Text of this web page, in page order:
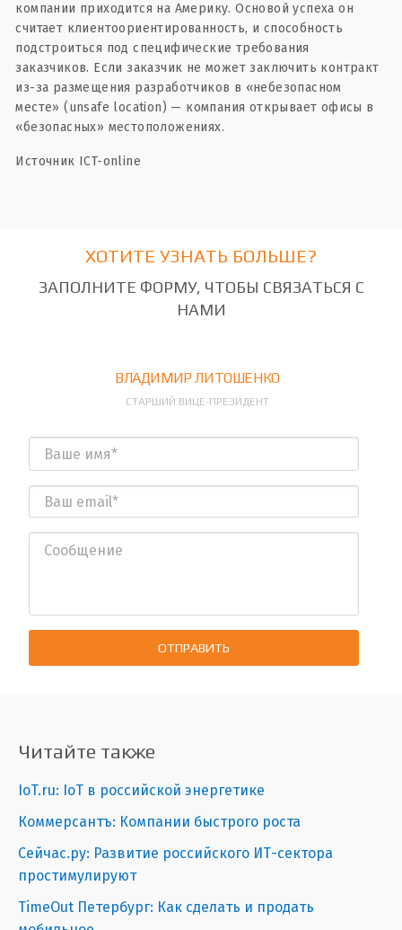
компании приходится на Америку. Основой успеха он
считает клиентоориентированность, и способность
подстроиться под специфические требования
заказчиков. Если заказчик не может заключить контракт
из-за размещения разработчиков в «небезопасном
месте» (unsafe location) — компания открывает офисы в
«безопасных» местоположениях.
Источник ICT-online
ХОТИТЕ УЗНАТЬ БОЛЬШЕ?
ЗАПОЛНИТЕ ФОРМУ, ЧТОБЫ СВЯЗАТЬСЯ С
НАМИ
ВЛАДИМИР ЛИТОШЕНКО
СТАРШИЙ ВИЦЕ-ПРЕЗИДЕНТ
ОТПРАВИТЬ
Читайте также
IoT.ru: IoT в российской энергетике
Коммерсантъ: Компании быстрого роста
Сейчас.ру: Развитие российского ИТ-сектора
простимулируют
TimeOut Петербург: Как сделать и продать